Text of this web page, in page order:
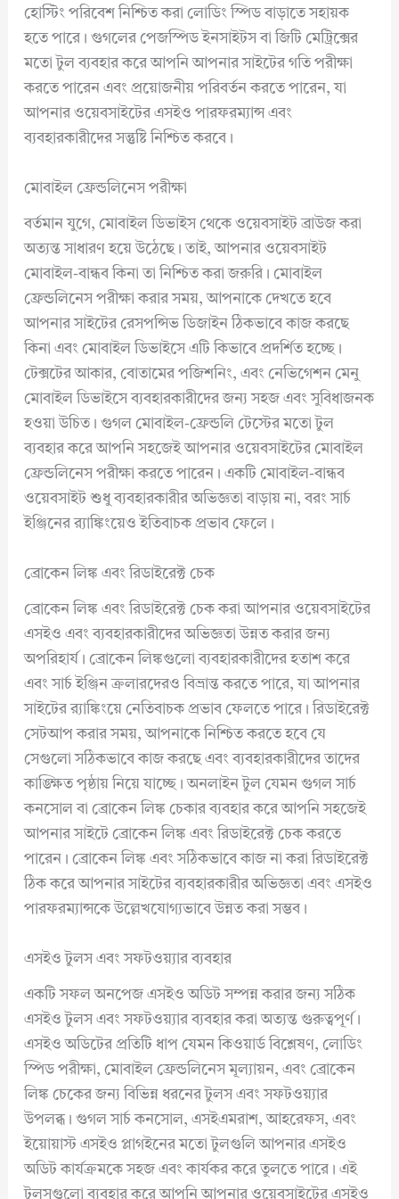
হোস্টিং পরিবেশ নিশ্চিত করা লোডিং স্পিড বাড়াতে সহায়ক
হতে পারে। গুগলের পেজস্পিড ইনসাইটস বা জিটি মেট্রিক্সের
মতো টুল ব্যবহার করে আপনি আপনার সাইটের গতি পরীক্ষা
করতে পারেন এবং প্রয়োজনীয় পরিবর্তন করতে পারেন, যা
আপনার ওয়েবসাইটের এসইও পারফরম্যান্স এবং
ব্যবহারকারীদের সন্তুষ্টি নিশ্চিত করবে।
মোবাইল ফ্রেন্ডলিনেস পরীক্ষা
বর্তমান যুগে, মোবাইল ডিভাইস থেকে ওয়েবসাইট ব্রাউজ করা
অত্যন্ত সাধারণ হয়ে উঠেছে। তাই, আপনার ওয়েবসাইট
মোবাইল-বান্ধব কিনা তা নিশ্চিত করা জরুরি। মোবাইল
ফ্রেন্ডলিনেস পরীক্ষা করার সময়, আপনাকে দেখতে হবে
আপনার সাইটের রেসপন্সিভ ডিজাইন ঠিকভাবে কাজ করছে
কিনা এবং মোবাইল ডিভাইসে এটি কিভাবে প্রদর্শিত হচ্ছে।
টেক্সটের আকার, বোতামের পজিশনিং, এবং নেভিগেশন মেনু
মোবাইল ডিভাইসে ব্যবহারকারীদের জন্য সহজ এবং সুবিধাজনক
হওয়া উচিত। গুগল মোবাইল-ফ্রেন্ডলি টেস্টের মতো টুল
ব্যবহার করে আপনি সহজেই আপনার ওয়েবসাইটের মোবাইল
ফ্রেন্ডলিনেস পরীক্ষা করতে পারেন। একটি মোবাইল-বান্ধব
ওয়েবসাইট শুধু ব্যবহারকারীর অভিজ্ঞতা বাড়ায় না, বরং সার্চ
ইঞ্জিনের র‍্যাঙ্কিংয়েও ইতিবাচক প্রভাব ফেলে।
ব্রোকেন লিঙ্ক এবং রিডাইরেক্ট চেক
ব্রোকেন লিঙ্ক এবং রিডাইরেক্ট চেক করা আপনার ওয়েবসাইটের
এসইও এবং ব্যবহারকারীদের অভিজ্ঞতা উন্নত করার জন্য
অপরিহার্য। ব্রোকেন লিঙ্কগুলো ব্যবহারকারীদের হতাশ করে
এবং সার্চ ইঞ্জিন ক্রলারদেরও বিভ্রান্ত করতে পারে, যা আপনার
সাইটের র‍্যাঙ্কিংয়ে নেতিবাচক প্রভাব ফেলতে পারে। রিডাইরেক্ট
সেটআপ করার সময়, আপনাকে নিশ্চিত করতে হবে যে
সেগুলো সঠিকভাবে কাজ করছে এবং ব্যবহারকারীদের তাদের
কাঙ্ক্ষিত পৃষ্ঠায় নিয়ে যাচ্ছে। অনলাইন টুল যেমন গুগল সার্চ
কনসোল বা ব্রোকেন লিঙ্ক চেকার ব্যবহার করে আপনি সহজেই
আপনার সাইটে ব্রোকেন লিঙ্ক এবং রিডাইরেক্ট চেক করতে
পারেন। ব্রোকেন লিঙ্ক এবং সঠিকভাবে কাজ না করা রিডাইরেক্ট
ঠিক করে আপনার সাইটের ব্যবহারকারীর অভিজ্ঞতা এবং এসইও
পারফরম্যান্সকে উল্লেখযোগ্যভাবে উন্নত করা সম্ভব।
এসইও টুলস এবং সফটওয়্যার ব্যবহার
একটি সফল অনপেজ এসইও অডিট সম্পন্ন করার জন্য সঠিক
এসইও টুলস এবং সফটওয়্যার ব্যবহার করা অত্যন্ত গুরুত্বপূর্ণ।
এসইও অডিটের প্রতিটি ধাপ যেমন কিওয়ার্ড বিশ্লেষণ, লোডিং
স্পিড পরীক্ষা, মোবাইল ফ্রেন্ডলিনেস মূল্যায়ন, এবং ব্রোকেন
লিঙ্ক চেকের জন্য বিভিন্ন ধরনের টুলস এবং সফটওয়্যার
উপলব্ধ। গুগল সার্চ কনসোল, এসইএমরাশ, আহরেফস, এবং
ইয়োয়াস্ট এসইও প্লাগইনের মতো টুলগুলি আপনার এসইও
অডিট কার্যক্রমকে সহজ এবং কার্যকর করে তুলতে পারে। এই
টুলসগুলো ব্যবহার করে আপনি আপনার ওয়েবসাইটের এসইও